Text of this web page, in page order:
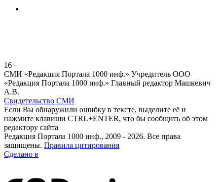
16+
СМИ «Редакция Портала 1000 инф.» Учредитель ООО
«Редакция Портала 1000 инф.» Главный редактор Машкевич
А.В.
Свидетельство СМИ
Если Вы обнаружили ошибку в тексте, выделите её и
нажмите клавиши CTRL+ENTER, что бы сообщить об этом
редактору сайта
Редакция Портала 1000 инф., 2009 - 2026. Все права
защищены. Правила цитирования
Сделано в